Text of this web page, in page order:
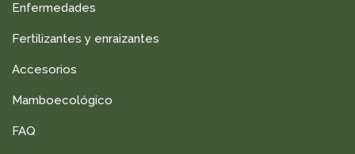
Enfermedades
Fertilizantes y enraizantes
Accesorios
Mamboecológico
FAQ